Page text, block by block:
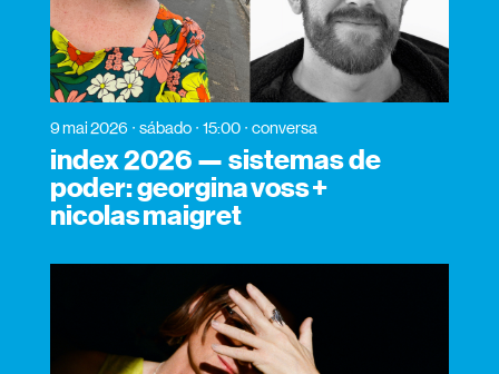
9 mai 2026 sábado 15:00 conversa
index 2026 — sistemas de
poder: georgina voss +
nicolas maigret